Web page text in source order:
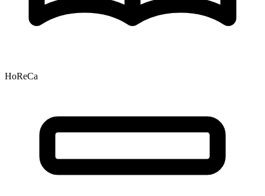
HoReCa